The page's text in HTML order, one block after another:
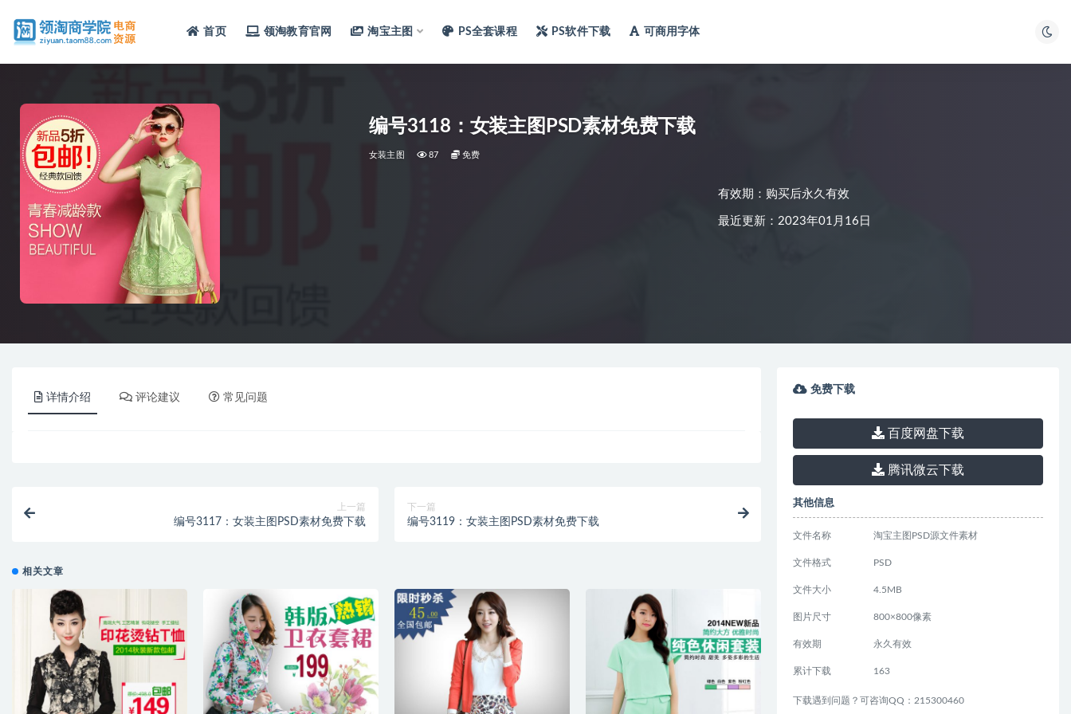
首页 领淘教育官网 淘宝主图 PS全套课程 PS软件下载 可商用字体
编号3118：女装主图PSD素材免费下载
女装主图 87 免费
有效期：购买后永久有效
最近更新：2023年01月16日
详情介绍 评论建议 常见问题
上一篇
编号3117：女装主图PSD素材免费下载
下一篇
编号3119：女装主图PSD素材免费下载
相关文章
免费下载
百度网盘下载
腾讯微云下载
其他信息
文件名称 淘宝主图PSD源文件素材
文件格式 PSD
文件大小 4.5MB
图片尺寸 800×800像素
有效期 永久有效
累计下载 163
下载遇到问题？可咨询QQ：215300460